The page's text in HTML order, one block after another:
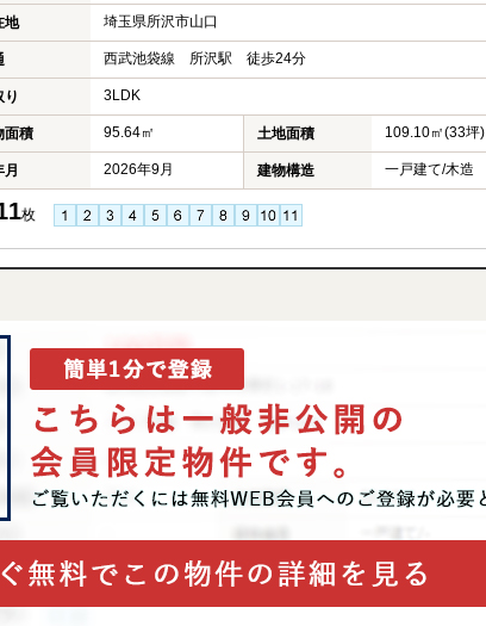
地 埼玉県所沢市山口
西武池袋線 所沢駅 徒歩24分
り 3LDK
面積 95.64㎡ 土地面積 109.10㎡(33坪)
月 2026年9月 建物構造 一戸建て/木造
枚